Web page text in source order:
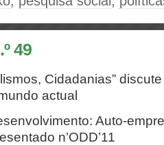
49
Cidadanias”
actual
Auto-
n’ODD’11